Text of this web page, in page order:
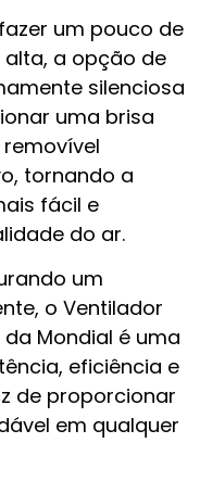
um pouco de
a opção de
silenciosa
uma brisa
tornando a
fácil e
do ar.
um
o Ventilador
Mondial é uma
eficiência e
de proporcionar
em qualquer